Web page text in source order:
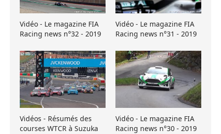
Vidéo - Le magazine FIA
Racing news n°32 - 2019
Vidéo - Le magazine FIA
Racing news n°31 - 2019
Vidéos - Résumés des
courses WTCR à Suzuka
Vidéo - Le magazine FIA
Racing news n°30 - 2019